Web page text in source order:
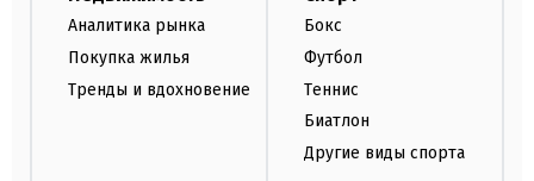
Аналитика рынка
Покупка жилья
Тренды и вдохновение
Бокс
Футбол
Теннис
Биатлон
Другие виды спорта